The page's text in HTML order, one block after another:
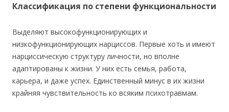
Классификация по степени функциональности
Выделяют высокофункционирующих и
низкофункционирующих нарциссов. Первые хоть и имеют
нарциссическую структуру личности, но вполне
адаптированы к жизни. У них есть семья, работа,
карьера, и даже успех. Единственный минус в их жизни
крайняя чувствительность ко всяким психотравмам.